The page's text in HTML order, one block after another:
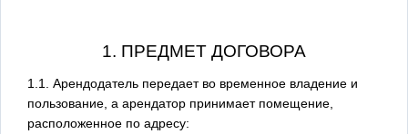
1. ПРЕДМЕТ ДОГОВОРА
1.1. Арендодатель передает во временное владение и
пользование, а арендатор принимает помещение,
расположенное по адресу: